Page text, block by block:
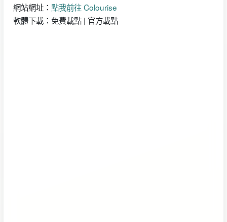
網站網址： 點我前往 Colourise
軟體下載：免費載點 | 官方載點